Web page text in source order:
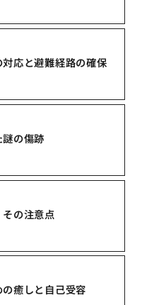
応と避難経路の確保
の傷跡
の注意点
癒しと自己受容